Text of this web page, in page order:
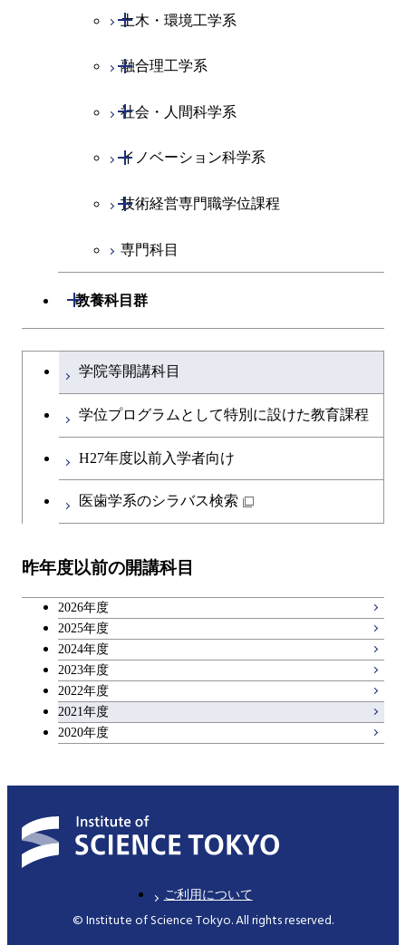
土木・環境工学系
開閉
土木工学コース
エンジニアリングデザイン
融合理工学系
開閉
地球環境共創コース
エネルギーコース
エンジニアリングデザイン
原子核工学コース
社会・人間科学系
開閉
社会・人間科学コース
イノベーション科学系
開閉
イノベーション科学コース
技術経営専門職学位課程
開閉
技術経営専門職学位課程
専門科目
教養科目群
開閉
文系教養科目
英語科目
第二外国語科目
キャリア科目
大学院課程を切り替える
学院等開講科目
学位プログラムとして特別に設けた教育課程
H27年度以前入学者向け
医歯学系のシラバス検索
昨年度以前の開講科目
2026年度
2025年度
2024年度
2023年度
2022年度
2021年度
2020年度
ご利用について
© Institute of Science Tokyo. All rights reserved.